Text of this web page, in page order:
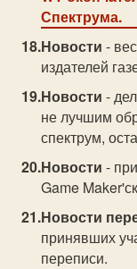
Спектрума.
Новости -
издателей
Новости -
не лучшим
спектрум,
Новости -
Game
Новости
принявших
переписи.